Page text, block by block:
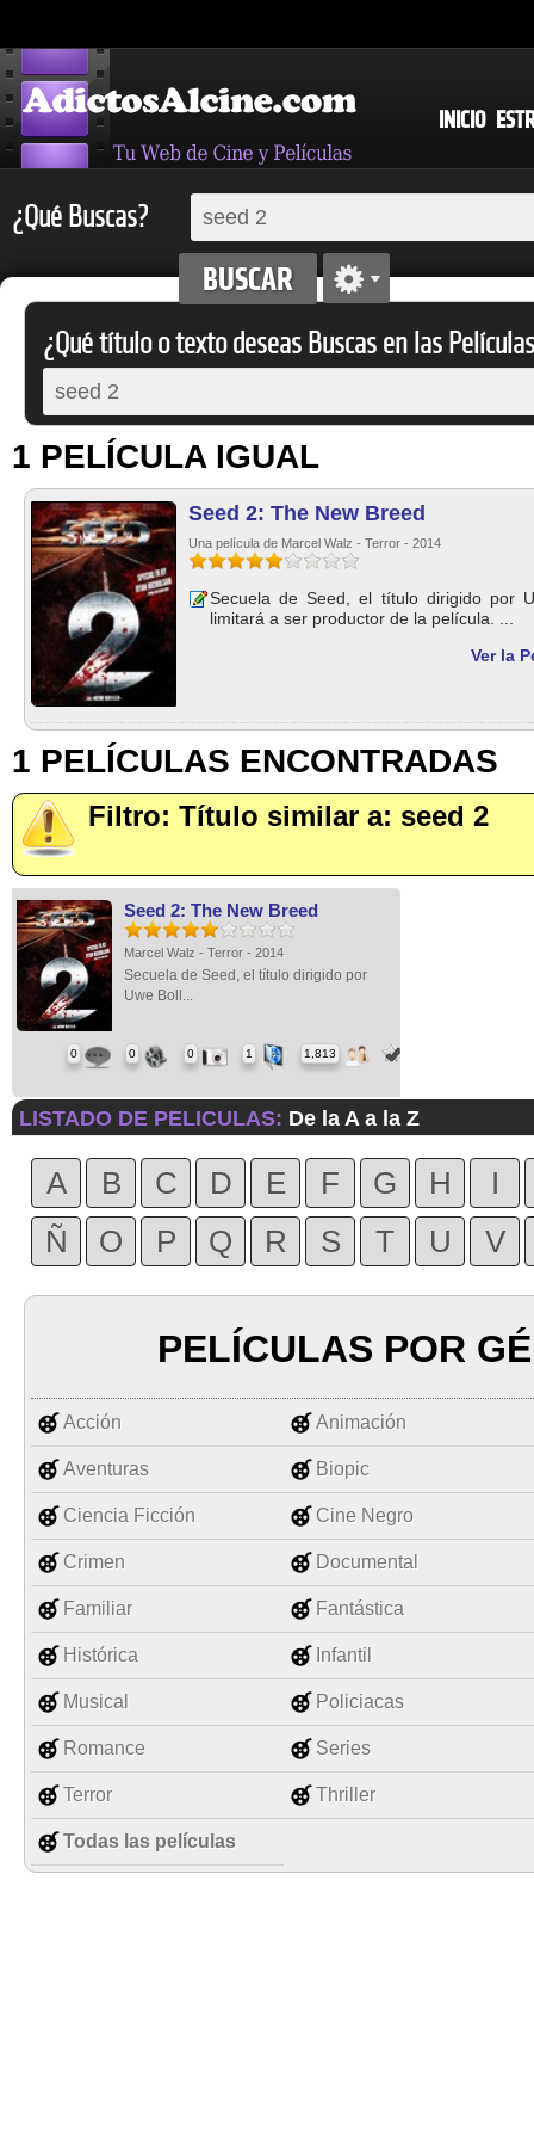
INICIO
¿Qué Buscas?
¿Qué título o texto deseas Buscas en las
1 PELÍCULA IGUAL
Seed 2: The New Breed
Una película de Marcel Walz - Terror - 2014
Secuela de Seed, el título dirigido por
limitará a ser productor de la película. ...
Ver la
1 PELÍCULAS ENCONTRADAS
Filtro: Título similar a: seed 2
Seed 2: The New Breed
Marcel Walz - Terror - 2014
Secuela de Seed, el título dirigido por
Uwe Boll...
0 0 0 1 1,813
LISTADO DE PELICULAS: De la A a la Z
A B C D E F G H
I
Ñ
O P Q R S T U V
PELÍCULAS POR
Acción Animación
Aventuras Biopic
Ciencia Ficción Cine Negro
Crimen Documental
Familiar Fantástica
Histórica Infantil
Musical Policiacas
Romance Series
Terror Thriller
Todas las películas